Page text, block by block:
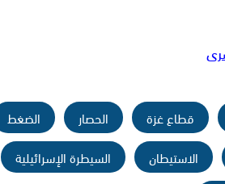
قطاع غزة الحصار الضغط
الاستيطان السيطرة الإسرائيلية